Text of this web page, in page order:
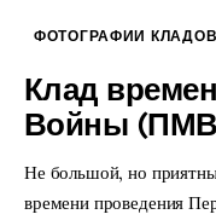
ФОТОГРАФИИ КЛАДОВ
Клад
Войны
Не большой, но
времени проведения